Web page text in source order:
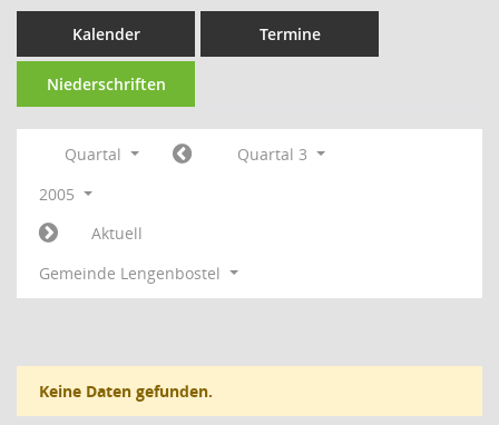
Kalender Termine
Niederschriften
Quartal
Quartal 3
2005
Aktuell
Gemeinde Lengenbostel
Keine Daten gefunden.